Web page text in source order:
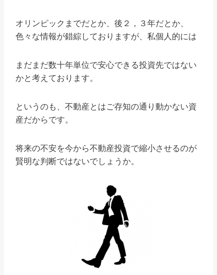
オリンピックまでだとか、後２，３年だとか、
色々な情報が錯綜しておりますが、私個人的には
まだまだ数十年単位で安心できる投資先ではない
かと考えております。
というのも、不動産とはご存知の通り動かない資
産だからです。
将来の不安を今から不動産投資で縮小させるのが
賢明な判断ではないでしょうか。